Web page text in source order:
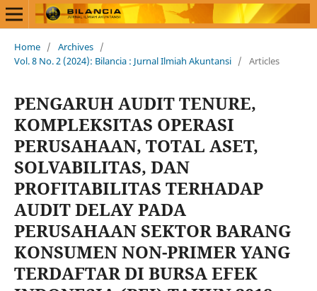
Home / Archives /
Vol. 8 No. 2 (2024): Bilancia : Jurnal Ilmiah Akuntansi / Articles
PENGARUH AUDIT TENURE,
KOMPLEKSITAS OPERASI
PERUSAHAAN, TOTAL ASET,
SOLVABILITAS, DAN
PROFITABILITAS TERHADAP
AUDIT DELAY PADA
PERUSAHAAN SEKTOR BARANG
KONSUMEN NON-PRIMER YANG
TERDAFTAR DI BURSA EFEK